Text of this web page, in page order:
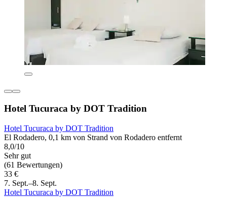
Hotel Tucuraca by DOT Tradition
Hotel Tucuraca by DOT Tradition
El Rodadero, 0,1 km von Strand von Rodadero entfernt
8,0/10
Sehr gut
(61 Bewertungen)
33 €
7. Sept.–8. Sept.
Hotel Tucuraca by DOT Tradition